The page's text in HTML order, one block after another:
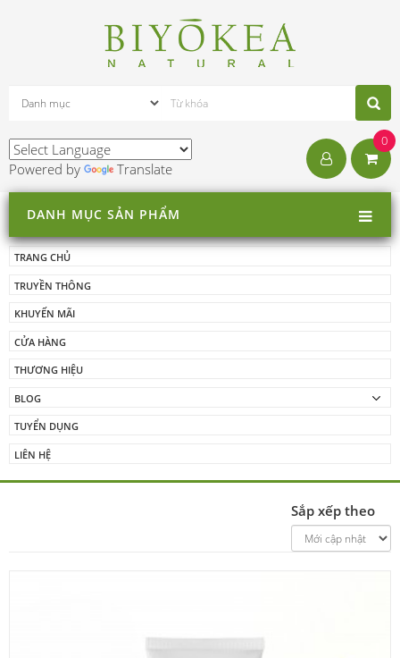
Powered by Translate
0
DANH MỤC SẢN PHẨM
TRANG CHỦ
TRUYỀN THÔNG
KHUYẾN MÃI
CỬA HÀNG
THƯƠNG HIỆU
BLOG
TUYỂN DỤNG
LIÊN HỆ
Sắp xếp theo